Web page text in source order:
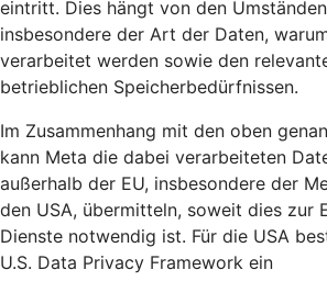
eintritt. Dies hängt von den
insbesondere der Art der Daten,
verarbeitet werden sowie den
betrieblichen Speicherbedürfnissen.
Im Zusammenhang mit den oben
kann Meta die dabei verarbeiteten
außerhalb der EU, insbesondere der
den USA, übermitteln, soweit dies zur
Dienste notwendig ist. Für die USA
U.S. Data Privacy Framework ein